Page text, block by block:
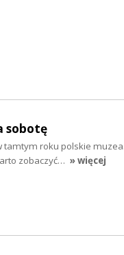
sobotę
tamtym roku polskie
zobaczyć… » więcej